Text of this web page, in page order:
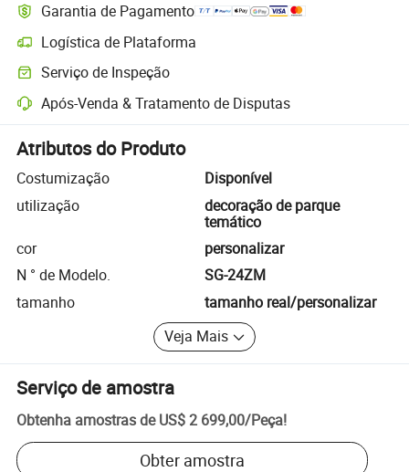
Garantia de Pagamento
Logística de Plataforma
Rastreamento de remessas mais claro com logística suportada pela
Serviço de Inspeção
Inspeção pré-envio opcional para verificação de qualidade e
Após-Venda & Tratamento de Disputas
Resolução de disputas assistida pela plataforma, incluindo
Atributos do Produto
Costumização
Disponível
utilização
decoração de parque
temático
cor
personalizar
N ° de Modelo.
SG-24ZM
tamanho
tamanho real/personalizar
Veja Mais
Serviço de amostra
Obtenha amostras de US$ 2 699,00/Peça!
Obter amostra